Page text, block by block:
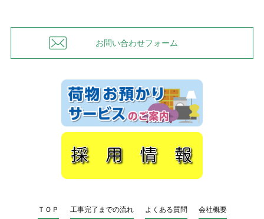
お問い合わせフォーム
ＴＯＰ 工事完了までの流れ よくある質問 会社概要